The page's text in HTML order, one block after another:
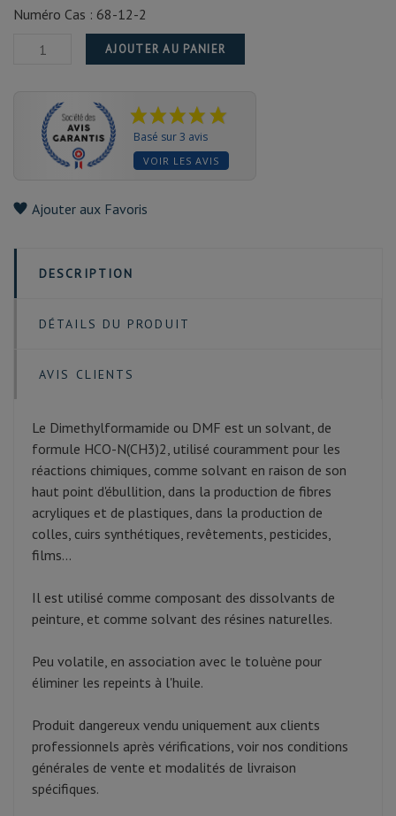
Numéro Cas : 68-12-2
AJOUTER AU PANIER
Basé sur 3 avis
VOIR LES AVIS
Ajouter aux Favoris
DESCRIPTION
DÉTAILS DU PRODUIT
AVIS CLIENTS
Le Dimethylformamide ou DMF est un solvant, de
formule HCO-N(CH3)2, utilisé couramment pour les
réactions chimiques, comme solvant en raison de son
haut point d'ébullition, dans la production de fibres
acryliques et de plastiques, dans la production de
colles, cuirs synthétiques, revêtements, pesticides,
films...
Il est utilisé comme composant des dissolvants de
peinture, et comme solvant des résines naturelles.
Peu volatile, en association avec le toluène pour
éliminer les repeints à l'huile.
Produit dangereux vendu uniquement aux clients
professionnels après vérifications, voir nos conditions
générales de vente et modalités de livraison
spécifiques.